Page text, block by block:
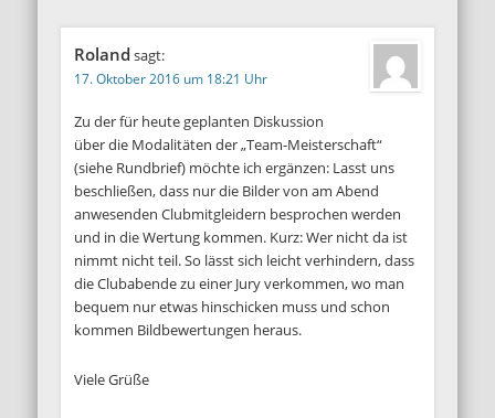
Roland sagt:
17. Oktober 2016 um 18:21 Uhr
Zu der für heute geplanten Diskussion
über die Modalitäten der „Team-Meisterschaft“
(siehe Rundbrief) möchte ich ergänzen: Lasst uns
beschließen, dass nur die Bilder von am Abend
anwesenden Clubmitgleidern besprochen werden
und in die Wertung kommen. Kurz: Wer nicht da ist
nimmt nicht teil. So lässt sich leicht verhindern, dass
die Clubabende zu einer Jury verkommen, wo man
bequem nur etwas hinschicken muss und schon
kommen Bildbewertungen heraus.
Viele Grüße